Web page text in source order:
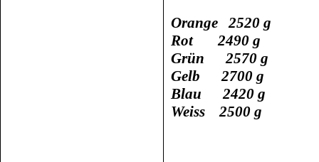
Orange 2520 g
Rot 2490 g
Grün 2570 g
Gelb 2700 g
Blau 2420 g
Weiss 2500 g